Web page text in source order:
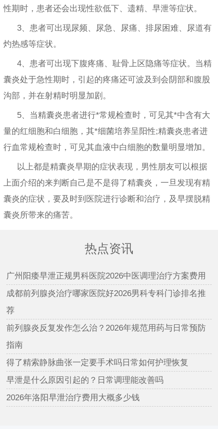
性期时，患者还会出现性欲低下、遗精、早泄等症状。
3、患者可出现尿频、尿急、尿痛、排尿困难、尿道有
灼热感等症状。
4、患者可出现下腹疼痛、耻骨上区隐痛等症状。当精
囊炎处于急性期时，引起的疼痛还可波及到会阴部和腹股
沟部，并在射精时明显加剧。
5、当精囊炎患者进行*常规检查时，可见其*中含有大
量的红细胞和白细胞，其*细菌培养呈阳性;精囊炎患者进
行血常规检查时，可见其血液中白细胞的数量明显增加。
以上都是精囊炎早期的症状表现，男性朋友可以根据
上面介绍的来判断自己是不是得了精囊炎，一旦发现有精
囊炎的症状，要及时到医院进行诊断和治疗，及早摆脱精
囊炎所带来的痛苦。
热点资讯
广州阳痿早泄正规男科医院2026中医调理治疗方案费用
成都前列腺炎治疗哪家医院好2026男科专科门诊排名推
荐
前列腺炎反复发作怎么治？2026年规范用药与日常预防
指南
得了精索静脉曲张一定要手术吗日常如何护理恢复
早泄是什么原因引起的？日常调理能改善吗
2026年洛阳早泄治疗费用大概多少钱